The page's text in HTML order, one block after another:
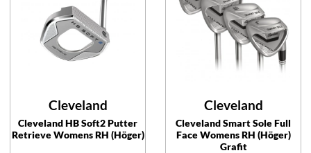
Cleveland
Cleveland HB Soft2 Putter
Retrieve Womens RH (Höger)
Cleveland
Cleveland Smart Sole Full
Face Womens RH (Höger)
Grafit